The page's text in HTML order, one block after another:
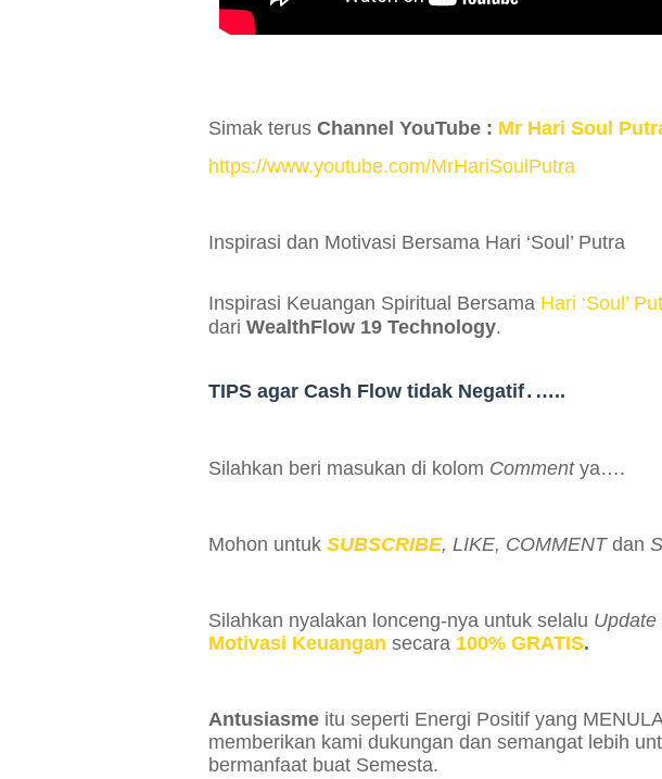
Simak terus Channel YouTube : Mr Hari Soul
https://www.youtube.com/MrHariSoulPutra
Inspirasi dan Motivasi Bersama Hari ‘Soul’ Putra
Inspirasi Keuangan Spiritual Bersama Hari ‘Soul’
dari WealthFlow 19 Technology.
TIPS agar Cash Flow tidak Negatif. …..
Silahkan beri masukan di kolom Commentya….
Mohon untuk SUBSCRIBE, LIKE, COMMENTdan
Silahkan nyalakan lonceng-nya untuk selalu Update
Motivasi Keuangan secara 100% GRATIS.
Antusiasme itu seperti Energi Positif yang
memberikan kami dukungan dan semangat lebih
bermanfaat buat Semesta.